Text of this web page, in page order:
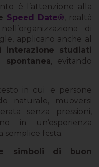
è l’attenzione alla
Speed Date®, realtà
di
applicano anche al
interazione studiati
, evitando
in cui le persone
naturale, muoversi
senza pressioni,
in un’esperienza
semplice festa.
e simboli di buon